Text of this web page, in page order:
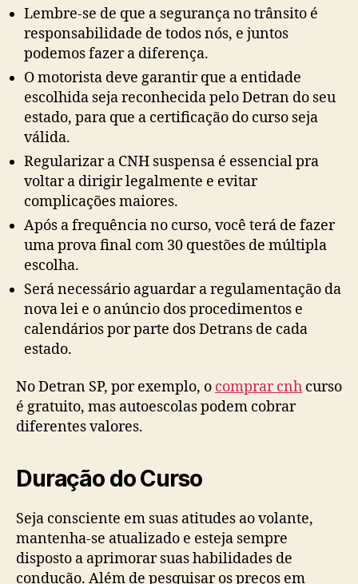
Lembre-se de que a segurança no trânsito é
responsabilidade de todos nós, e juntos
podemos fazer a diferença.
O motorista deve garantir que a entidade
escolhida seja reconhecida pelo Detran do seu
estado, para que a certificação do curso seja
válida.
Regularizar a CNH suspensa é essencial pra
voltar a dirigir legalmente e evitar
complicações maiores.
Após a frequência no curso, você terá de fazer
uma prova final com 30 questões de múltipla
escolha.
Será necessário aguardar a regulamentação da
nova lei e o anúncio dos procedimentos e
calendários por parte dos Detrans de cada
estado.
No Detran SP, por exemplo, o comprar cnh curso
é gratuito, mas autoescolas podem cobrar
diferentes valores.
Duração do Curso
Seja consciente em suas atitudes ao volante,
mantenha-se atualizado e esteja sempre
disposto a aprimorar suas habilidades de
condução. Além de pesquisar os preços em